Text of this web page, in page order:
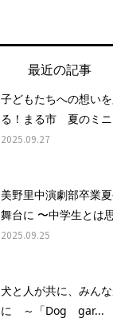
最近の記事
子どもたちへの想い
る！まる市 夏のミ
2025.09.27
美野里中演劇部卒業
舞台に 〜中学生とは
2025.09.25
犬と人が共に、みん
に ～「Dog gar...